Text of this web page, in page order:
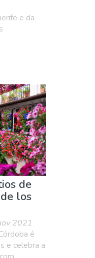
e da
de
los
2021
é
e celebra a